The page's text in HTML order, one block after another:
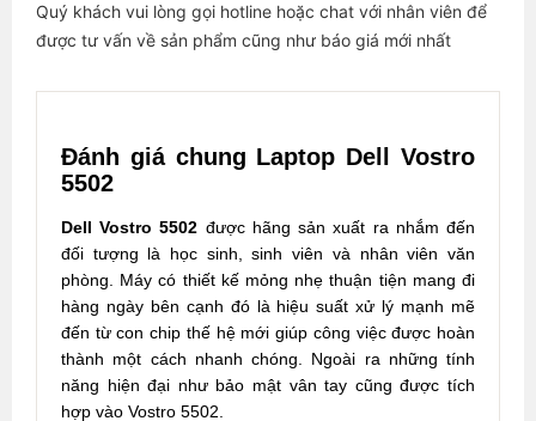
Quý khách vui lòng gọi hotline hoặc chat với nhân viên để
được tư vấn về sản phẩm cũng như báo giá mới nhất
Đánh giá chung Laptop Dell Vostro
5502
Dell Vostro 5502 được hãng sản xuất ra nhắm đến
đối tượng là học sinh, sinh viên và nhân viên văn
phòng. Máy có thiết kế mỏng nhẹ thuận tiện mang đi
hàng ngày bên cạnh đó là hiệu suất xử lý mạnh mẽ
đến từ con chip thế hệ mới giúp công việc được hoàn
thành một cách nhanh chóng. Ngoài ra những tính
năng hiện đại như bảo mật vân tay cũng được tích
hợp vào Vostro 5502.